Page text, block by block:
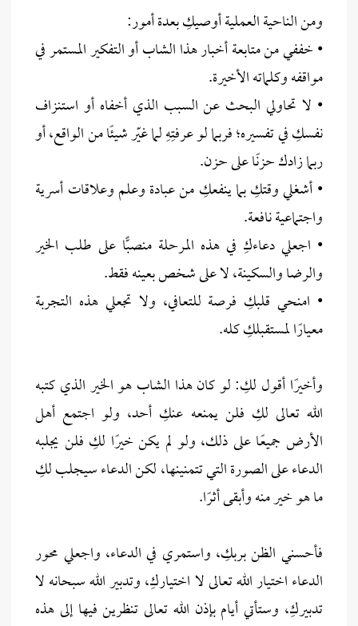
ومن الناحية العملية أوصيكِ بعدة أمور:
• خففي من متابعة أخبار هذا الشاب أو التفكير المستمر في
مواقفه وكلماته الأخيرة.
• لا تحاولي البحث عن السبب الذي أخفاه أو استنزاف
نفسكِ في تفسيره؛ فربما لو عرفتِهِ لما غيّر شيئًا من الواقع، أو
ربما زادك حزنًا على حزن.
• أشغلي وقتكِ بما ينفعكِ من عبادة وعلم وعلاقات أسرية
واجتماعية نافعة.
• اجعلي دعاءكِ في هذه المرحلة منصبًّا على طلب الخير
والرضا والسكينة، لا على شخص بعينه فقط.
• امنحي قلبكِ فرصة للتعافي، ولا تجعلي هذه التجربة
معيارًا لمستقبلكِ كله.
وأخيرًا أقول لكِ: لو كان هذا الشاب هو الخير الذي كتبه
الله تعالى لكِ فلن يمنعه عنكِ أحد، ولو اجتمع أهل
الأرض جميعًا على ذلك، ولو لم يكن خيرًا لكِ فلن يجلبه
الدعاء على الصورة التي تتمنينها، لكن الدعاء سيجلب لكِ
ما هو خير منه وأبقى أثرًا.
فأحسني الظن بربكِ، واستمري في الدعاء، واجعلي محور
الدعاء اختيار الله تعالى لا اختياركِ، وتدبير الله سبحانه لا
تدبيركِ، وستأتي أيام بإذن الله تعالى تنظرين فيها إلى هذه